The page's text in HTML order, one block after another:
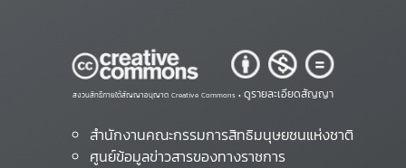
สงวนสิทธิ์ภายใต้สัญญาอนุญาต Creative Commons • ดูรายละเอียดสัญญา
สำนักงานคณะกรรมการสิทธิมนุษยชนแห่งชาติ
ศูนย์ข้อมูลข่าวสารของทางราชการ